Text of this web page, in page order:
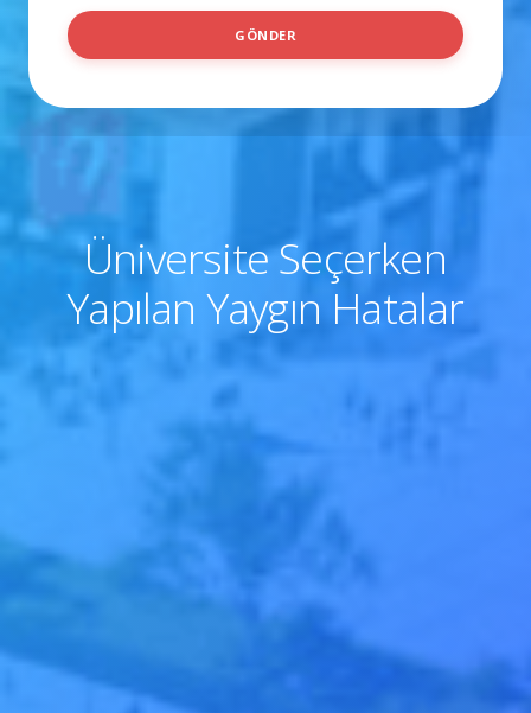
*
İ
M
GÖNDER
Üniversite Seçerken
Yapılan Yaygın Hatalar